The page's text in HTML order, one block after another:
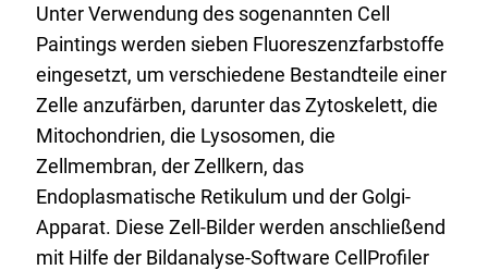
_
V
i
d
e
o
_
P
h
Unter Verwendung des sogenannten Cell
Paintings werden sieben Fluoreszenzfarbstoffe
eingesetzt, um verschiedene Bestandteile einer
Zelle anzufärben, darunter das Zytoskelett, die
Mitochondrien, die Lysosomen, die
Zellmembran, der Zellkern, das
Endoplasmatische Retikulum und der Golgi-
Apparat. Diese Zell-Bilder werden anschließend
mit Hilfe der Bildanalyse-Software CellProfiler